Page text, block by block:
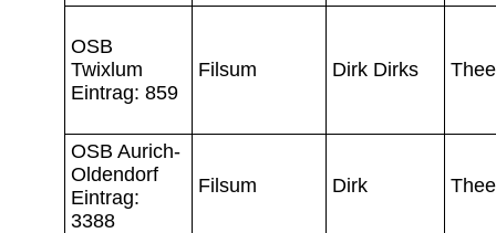
OSB
Twixlum
Eintrag: 859
Filsum Dirk Dirks
OSB Aurich-
Oldendorf
Eintrag:
3388
Filsum Dirk